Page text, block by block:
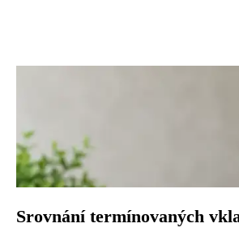
Srovnání termínovaných